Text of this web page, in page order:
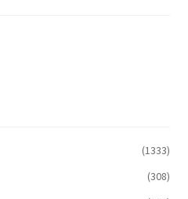
(1333)
(308)